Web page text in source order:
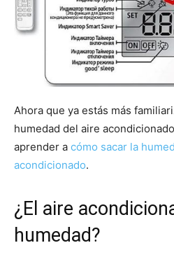
Ahora que ya estás más
humedad del aire
aprender a cómo sacar la
acondicionado.
¿El aire
humedad?